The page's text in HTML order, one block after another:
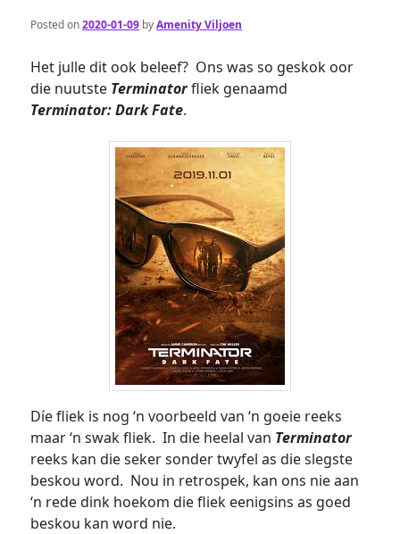
Posted on2020-01-09 byAmenity Viljoen
Het julle dit ook beleef? Ons was so geskok oor
die nuutste Terminatorfliek genaamd
Terminator: Dark Fate.
Díe fliek is nog ‘n voorbeeld van ‘n goeie reeks
maar ‘n swak fliek. In die heelal van Terminator
reeks kan die seker sonder twyfel as die slegste
beskou word. Nou in retrospek, kan ons nie aan
‘n rede dink hoekom die fliek eenigsins as goed
beskou kan word nie.